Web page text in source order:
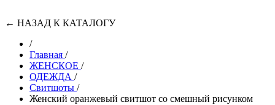
← НАЗАД К КАТАЛОГУ
/
Главная /
ЖЕНСКОЕ /
ОДЕЖДА /
Свитшоты /
Женский оранжевый свитшот со смешный рисунком